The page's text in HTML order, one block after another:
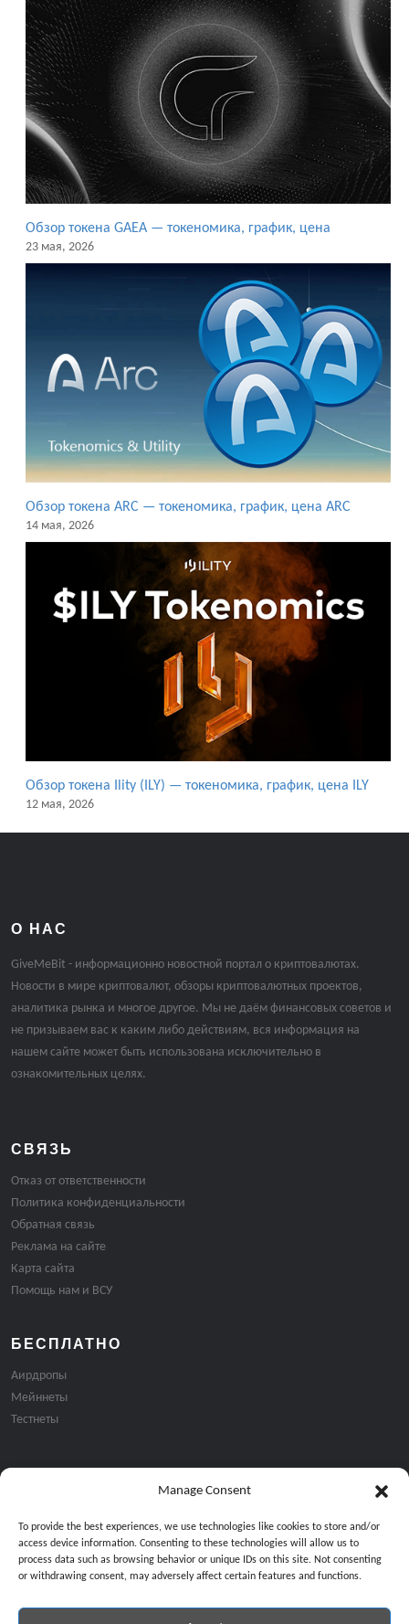
Manage Consent
To provide the best experiences, we use technologies like cookies to store and/or
access device information. Consenting to these technologies will allow us to
process data such as browsing behavior or unique IDs on this site. Not consenting
or withdrawing consent, may adversely affect certain features and functions.
Обзор токена GAEA — токеномика, график, цена
23 мая, 2026
Обзор токена ARC — токеномика, график, цена ARC
14 мая, 2026
Обзор токена Ility (ILY) — токеномика, график, цена ILY
12 мая, 2026
О НАС
GiveMeBit - информационно новостной портал о криптовалютах.
Новости в мире криптовалют, обзоры криптовалютных проектов,
аналитика рынка и многое другое. Мы не даём финансовых советов и
не призываем вас к каким либо действиям, вся информация на
нашем сайте может быть использована исключительно в
ознакомительных целях.
СВЯЗЬ
Отказ от ответственности
Политика конфиденциальности
Обратная связь
Реклама на сайте
Карта сайта
Помощь нам и ВСУ
БЕСПЛАТНО
Аирдропы
Мейннеты
Тестнеты
Подписка на email рассылку: